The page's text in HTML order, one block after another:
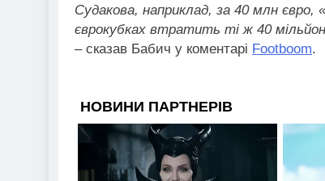
Судакова, наприклад, за 40 млн євро,
єврокубках втратить ті ж 40
– сказав Бабич у коментарі Footboom.